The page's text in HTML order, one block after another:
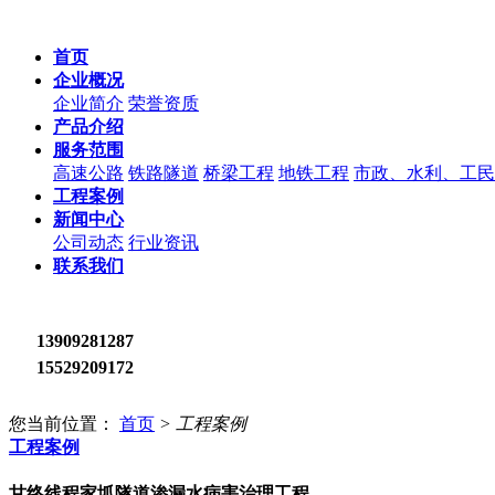
首页
企业概况
企业简介 荣誉资质
产品介绍
服务范围
高速公路 铁路隧道 桥梁工程 地铁工程 市政、水利、工
工程案例
新闻中心
公司动态 行业资讯
联系我们
13909281287
15529209172
您当前位置： 首页 > 工程案例
工程案例